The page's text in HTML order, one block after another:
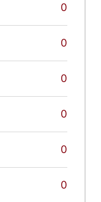
0
0
0
0
0
0